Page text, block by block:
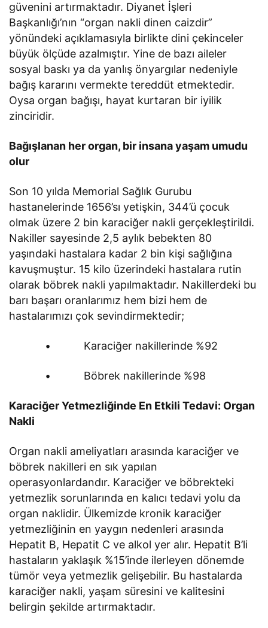
güvenini artırmaktadır. Diyanet İşleri
Başkanlığı’nın “organ nakli dinen caizdir”
yönündeki açıklamasıyla birlikte dini çekinceler
büyük ölçüde azalmıştır. Yine de bazı aileler
sosyal baskı ya da yanlış önyargılar nedeniyle
bağış kararını vermekte tereddüt etmektedir.
Oysa organ bağışı, hayat kurtaran bir iyilik
zinciridir.
Bağışlanan her organ, bir insana yaşam umudu
olur
Son 10 yılda Memorial Sağlık Gurubu
hastanelerinde 1656’sı yetişkin, 344’ü çocuk
olmak üzere 2 bin karaciğer nakli gerçekleştirildi.
Nakiller sayesinde 2,5 aylık bebekten 80
yaşındaki hastalara kadar 2 bin kişi sağlığına
kavuşmuştur. 15 kilo üzerindeki hastalara rutin
olarak böbrek nakli yapılmaktadır. Nakillerdeki bu
barı başarı oranlarımız hem bizi hem de
hastalarımızı çok sevindirmektedir;
• Karaciğer nakillerinde %92
• Böbrek nakillerinde %98
Karaciğer Yetmezliğinde En Etkili Tedavi: Organ
Nakli
Organ nakli ameliyatları arasında karaciğer ve
böbrek nakilleri en sık yapılan
operasyonlardandır. Karaciğer ve böbrekteki
yetmezlik sorunlarında en kalıcı tedavi yolu da
organ naklidir. Ülkemizde kronik karaciğer
yetmezliğinin en yaygın nedenleri arasında
Hepatit B, Hepatit C ve alkol yer alır. Hepatit B’li
hastaların yaklaşık %15’inde ilerleyen dönemde
tümör veya yetmezlik gelişebilir. Bu hastalarda
karaciğer nakli, yaşam süresini ve kalitesini
belirgin şekilde artırmaktadır.